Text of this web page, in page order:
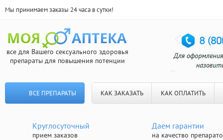
Мы принимаем заказы 24 часа в сутки!
все для Вашего сексуального здоровья
препараты для повышения потенции
ВСЕ ПРЕПАРАТЫ КАК ЗАКАЗАТЬ КАК ОПЛАТИТЬ
Круглосуточный
прием заказов
Даем гарантии
на качество